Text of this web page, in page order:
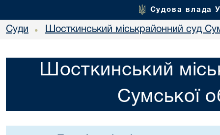
Судова влада
Суди • Шосткинський міськрайонний суд
Шосткинський
Сумської